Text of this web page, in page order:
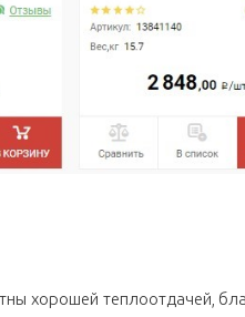
хорошей теплоотдачей,